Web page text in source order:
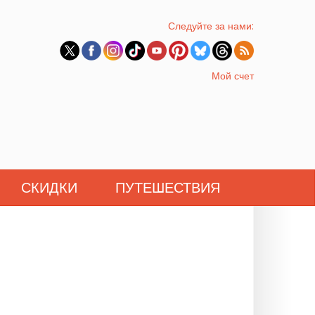
Следуйте за нами:
Мой счет
СКИДКИ ПУТЕШЕСТВИЯ